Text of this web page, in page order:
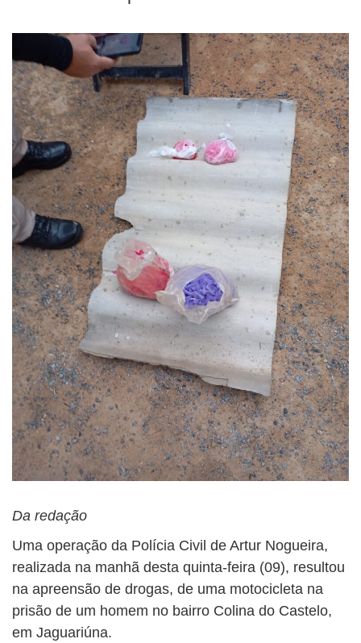
Da redação
Uma operação da Polícia Civil de Artur Nogueira,
realizada na manhã desta quinta-feira (09), resultou
na apreensão de drogas, de uma motocicleta na
prisão de um homem no bairro Colina do Castelo,
em Jaguariúna.